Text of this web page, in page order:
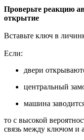
Проверьте реакцию
открытие
Вставьте ключ в
Если:
двери
центральный
машина
то с высокой
связь между ключом и